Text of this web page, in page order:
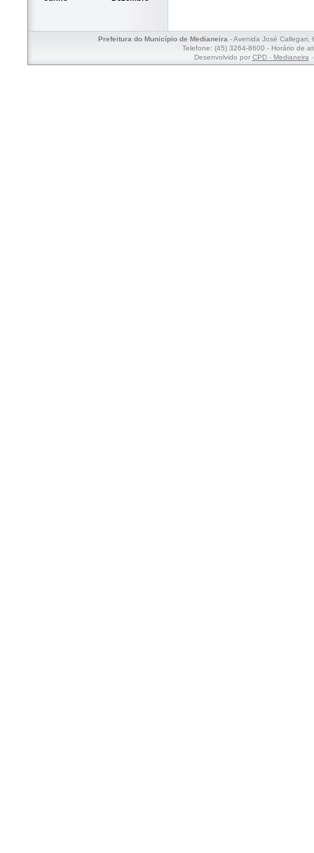
Prefeitura do Município de Medianeira- Avenida José Callegari,
Telefone: (45) 3264-8600 - Horário de
Desenvolvido por CPD - Medianeira-